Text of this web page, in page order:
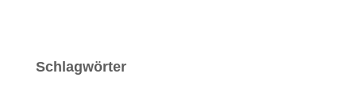
Schlagwörter